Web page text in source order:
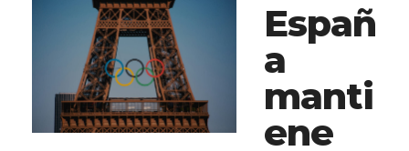
Españ
a
manti
ene